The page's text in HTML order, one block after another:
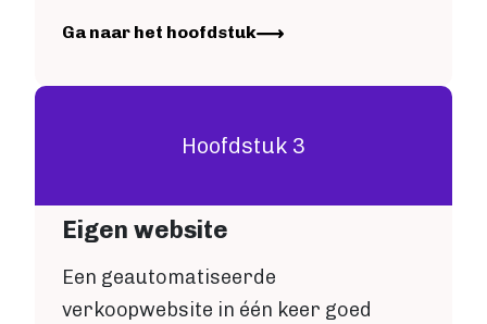
Roman
Support
Blog
Over ons
Image
Ga naar het hoofdstuk
Hoofdstuk 3
Eigen website
Een geautomatiseerde
verkoopwebsite in één keer goed